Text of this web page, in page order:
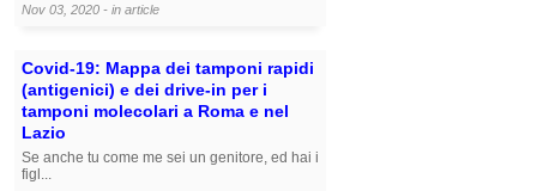
Nov 03, 2020 - in article
Covid-19: Mappa dei tamponi rapidi
(antigenici) e dei drive-in per i
tamponi molecolari a Roma e nel
Lazio
Se anche tu come me sei un genitore, ed hai i
figl...